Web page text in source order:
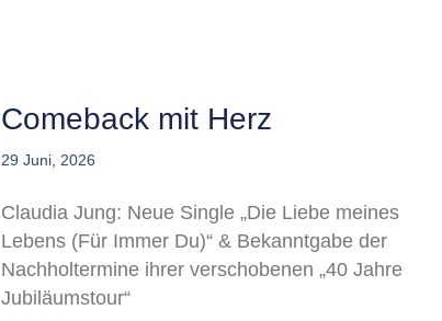
Comeback mit Herz
29 Juni, 2026
Claudia Jung: Neue Single „Die Liebe meines
Lebens (Für Immer Du)“ & Bekanntgabe der
Nachholtermine ihrer verschobenen „40 Jahre
Jubiläumstour“